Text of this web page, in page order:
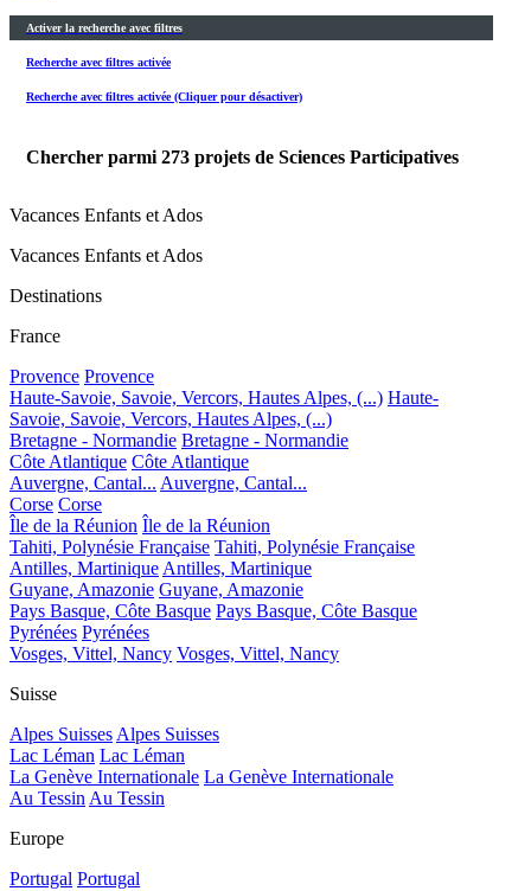
Activer la recherche avec filtres
Recherche avec filtres activée
Recherche avec filtres activée (Cliquer pour désactiver)
Chercher parmi 273 projets de Sciences Participatives
Vacances Enfants et Ados
Vacances Enfants et Ados
Destinations
France
Provence Provence
Haute-Savoie, Savoie, Vercors, Hautes Alpes, (...) Haute-
Savoie, Savoie, Vercors, Hautes Alpes, (...)
Bretagne - Normandie Bretagne - Normandie
Côte Atlantique Côte Atlantique
Auvergne, Cantal... Auvergne, Cantal...
Corse Corse
Île de la Réunion Île de la Réunion
Tahiti, Polynésie Française Tahiti, Polynésie Française
Antilles, Martinique Antilles, Martinique
Guyane, Amazonie Guyane, Amazonie
Pays Basque, Côte Basque Pays Basque, Côte Basque
Pyrénées Pyrénées
Vosges, Vittel, Nancy Vosges, Vittel, Nancy
Suisse
Alpes Suisses Alpes Suisses
Lac Léman Lac Léman
La Genève Internationale La Genève Internationale
Au Tessin Au Tessin
Europe
Portugal Portugal